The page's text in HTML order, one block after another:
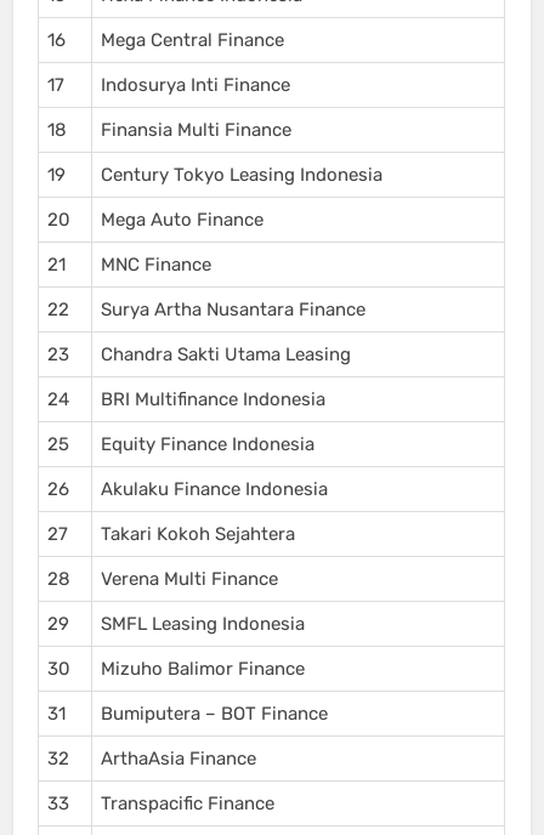
16 Mega Central Finance
17 Indosurya Inti Finance
18 Finansia Multi Finance
19 Century Tokyo Leasing Indonesia
20 Mega Auto Finance
21 MNC Finance
22 Surya Artha Nusantara Finance
23 Chandra Sakti Utama Leasing
24 BRI Multifinance Indonesia
25 Equity Finance Indonesia
26 Akulaku Finance Indonesia
27 Takari Kokoh Sejahtera
28 Verena Multi Finance
29 SMFL Leasing Indonesia
30 Mizuho Balimor Finance
31 Bumiputera – BOT Finance
32 ArthaAsia Finance
33 Transpacific Finance